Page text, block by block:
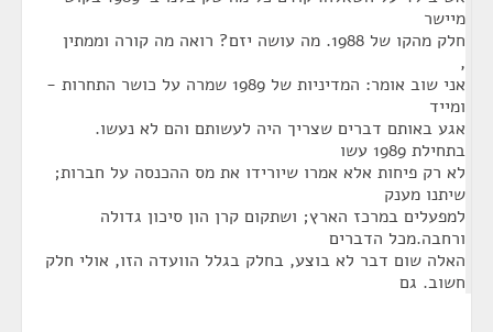
מיישר
חלק מהקו של 1988. מה עושה יזם? רואה מה קורה וממתין
,
אני שוב אומר: המדיניות של 1989 שמרה על כושר התחרות -
ומייד
אגע באותם דברים שצריך היה לעשותם והם לא נעשו.
בתחילת 1989 עשו
לא רק פיחות אלא אמרו שיורידו את מס ההכנסה על חברות;
שיתנו מענק
למפעלים במרכז הארץ; ושתקום קרן הון סיכון גדולה
ורחבה.מכל הדברים
האלה שום דבר לא בוצע, בחלק בגלל הוועדה הזו, אולי חלק
חשוב. גם